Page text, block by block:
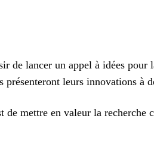
de lancer un appel à idées pour
présenteront leurs innovations à
de mettre en valeur la recherche